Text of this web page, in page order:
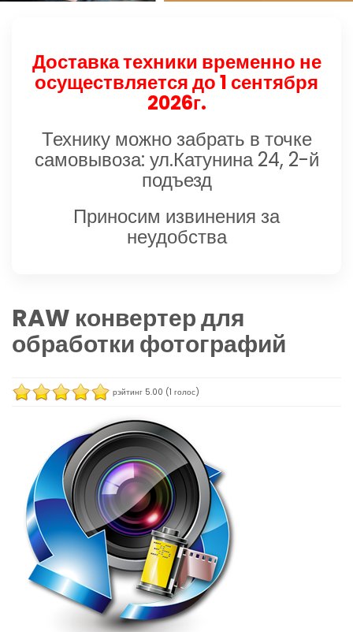
Доставка техники временно не
осуществляется до 1 сентября
2026г.
Технику можно забрать в точке
самовывоза: ул.Катунина 24, 2-й
подъезд
Приносим извинения за
неудобства
RAW конвертер для
обработки фотографий
рэйтинг 5.00 (1 голос)